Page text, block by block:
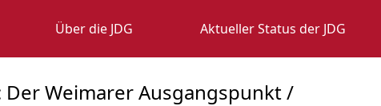
Über die JDG Aktueller Status der JDG
Weimarer Ausgangspunkt /